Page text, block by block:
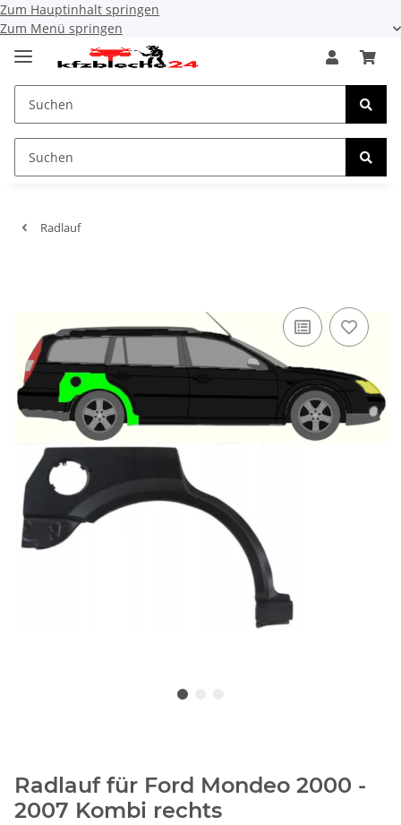
Zum Hauptinhalt springen
Zum Menü springen
Radlauf
Radlauf für Ford Mondeo 2000 -
2007 Kombi rechts